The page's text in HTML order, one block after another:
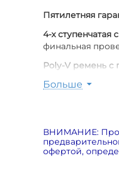
Пятилетняя
4-х ступенчатая
финальная
Poly-V ремень с
Оригинальные
Экономия
Возможность
Больше
ВНИМАНИЕ:
офертой,